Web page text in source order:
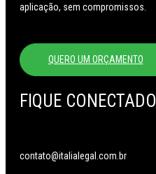
aplicação, sem compromissos.
QUERO UM ORÇAMENTO
FIQUE CONECTADO
contato@italialegal.com.br